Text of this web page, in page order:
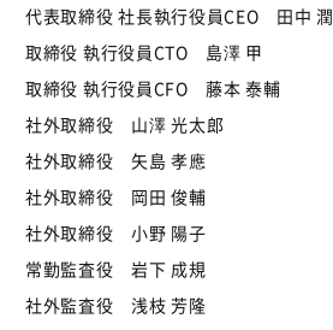
代表取締役 社長執行役員CEO 田中 潤
取締役 執行役員CTO 島澤 甲
取締役 執行役員CFO 藤本 泰輔
社外取締役 山澤 光太郎
社外取締役 矢島 孝應
社外取締役 岡田 俊輔
社外取締役 小野 陽子
常勤監査役 岩下 成規
社外監査役 浅枝 芳隆